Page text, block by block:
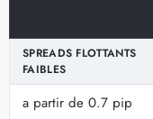
SPREADS FLOTTANTS
FAIBLES
a partir de 0.7 pip